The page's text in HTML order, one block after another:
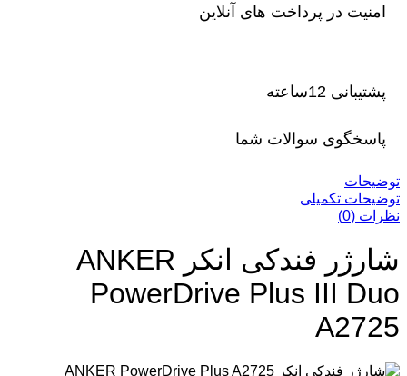
امنیت در پرداخت های آنلاین
پشتیبانی 12ساعته
پاسخگوی سوالات شما
توضیحات
توضیحات تکمیلی
نظرات (0)
شارژر فندکی انکر ANKER
PowerDrive Plus III Duo
A2725